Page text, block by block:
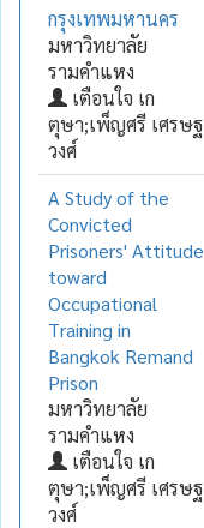
กรุงเทพมหานคร
มหาวิทยาลัย
รามคำแหง
เตือนใจ เก
ตุษา;เพ็ญศรี เศรษฐ
วงศ์
A Study of the
Convicted
Prisoners' Attitude
toward
Occupational
Training in
Bangkok Remand
Prison
มหาวิทยาลัย
รามคำแหง
เตือนใจ เก
ตุษา;เพ็ญศรี เศรษฐ
วงศ์